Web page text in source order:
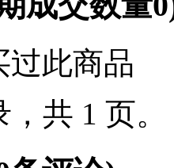
过此商品
，共 1 页。